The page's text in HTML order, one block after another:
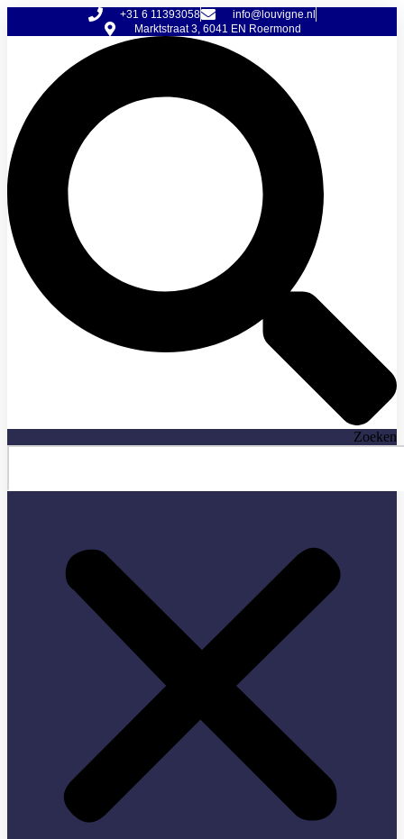
+31 6 11393058
info@louvigne.nl
Marktstraat 3, 6041 EN Roermond
Zoeken